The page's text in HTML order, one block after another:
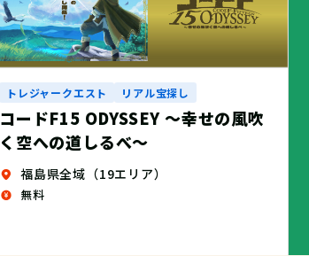
トレジャークエスト リアル宝探し
コードF15 ODYSSEY ～幸せの風吹
く空への道しるべ～
福島県全域（19エリア）
無料